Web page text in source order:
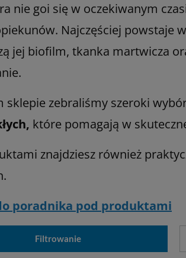
nie goi się w oczekiwanym
Najczęściej powstaje
jej biofilm, tkanka martwicza
sklepie zebraliśmy szeroki
które pomagają w
znajdziesz również
poradnika pod produktami
Filtrowanie